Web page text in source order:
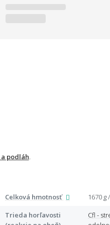
podláh
Celková hmotnosť
1670 g
Trieda horľavosti
Cfl - stredná požiarna